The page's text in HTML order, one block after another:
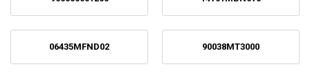
06435MFND02 90038MT3000